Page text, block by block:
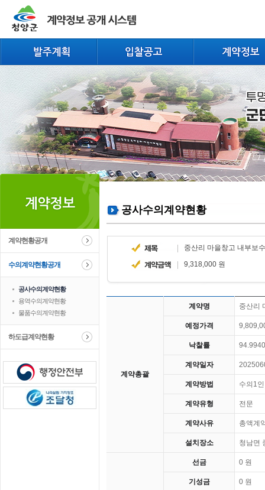
계약현황공개
수의계약현황공개
공사수의계약현황
용역수의계약현황
물품수의계약현황
하도급계약현황
공사수의계약현황
중산리 마을창고 내부보
9,318,000 원
계약총괄
계약명 중산리
예정가격
낙찰률
계약일자
계약방법 수의1
계약유형 전문
계약사유 총액계
설치장소 청남면
선금 0 원
기성금 0 원